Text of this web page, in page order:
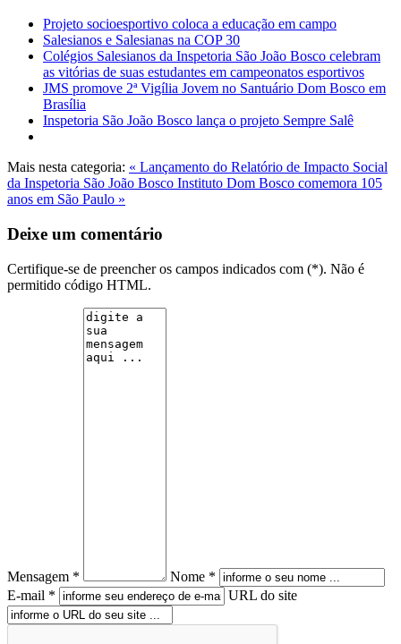
Projeto socioesportivo coloca a educação em campo
Salesianos e Salesianas na COP 30
Colégios Salesianos da Inspetoria São João Bosco celebram
as vitórias de suas estudantes em campeonatos esportivos
JMS promove 2ª Vigília Jovem no Santuário Dom Bosco em
Brasília
Inspetoria São João Bosco lança o projeto Sempre Salê
Mais nesta categoria: « Lançamento do Relatório de Impacto Social
da Inspetoria São João Bosco Instituto Dom Bosco comemora 105
anos em São Paulo »
Deixe um comentário
Certifique-se de preencher os campos indicados com (*). Não é
permitido código HTML.
Mensagem *
Nome *
E-mail *
URL do site